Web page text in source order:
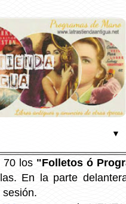
▼
70 los "Folletos ó
En la parte